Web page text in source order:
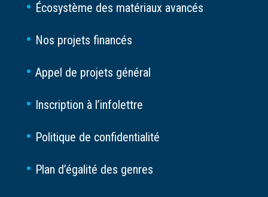
Écosystème des matériaux avancés
Nos projets financés
Appel de projets général
Inscription à l’infolettre
Politique de confidentialité
Plan d’égalité des genres